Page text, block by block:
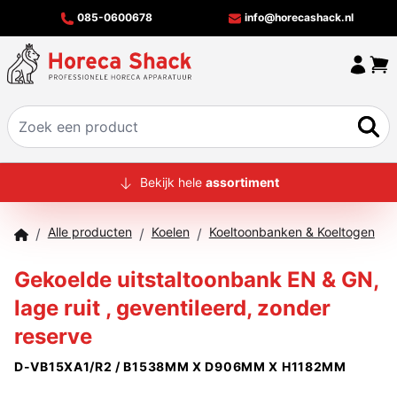
085-0600678 info@horecashack.nl
HOME
OVER ONS
MERKEN
OFFERTECHECKER
Bekijk hele assortiment
/ Alle producten / Koelen / Koeltoonbanken & Koeltogen
Gekoelde uitstaltoonbank EN & GN,
lage ruit , geventileerd, zonder
reserve
D-VB15XA1/R2 / B1538MM X D906MM X H1182MM